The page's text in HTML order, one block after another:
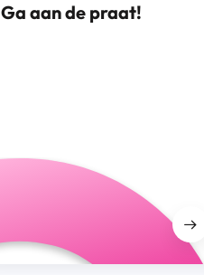
Ga aan de praat!